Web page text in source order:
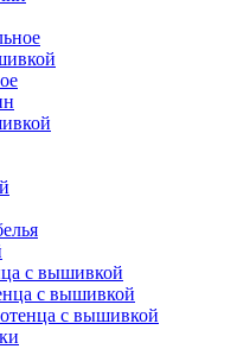
с вышивкой
с вышивкой
с вышивкой